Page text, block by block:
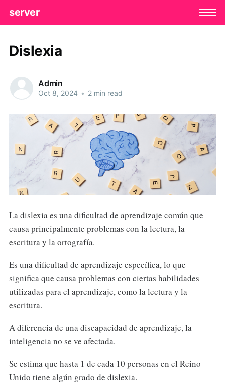
server
Dislexia
Admin
Oct 8, 2024 • 2 min read
La dislexia es una dificultad de aprendizaje común que
causa principalmente problemas con la lectura, la
escritura y la ortografía.
Es una dificultad de aprendizaje específica, lo que
significa que causa problemas con ciertas habilidades
utilizadas para el aprendizaje, como la lectura y la
escritura.
A diferencia de una discapacidad de aprendizaje, la
inteligencia no se ve afectada.
Se estima que hasta 1 de cada 10 personas en el Reino
Unido tiene algún grado de dislexia.